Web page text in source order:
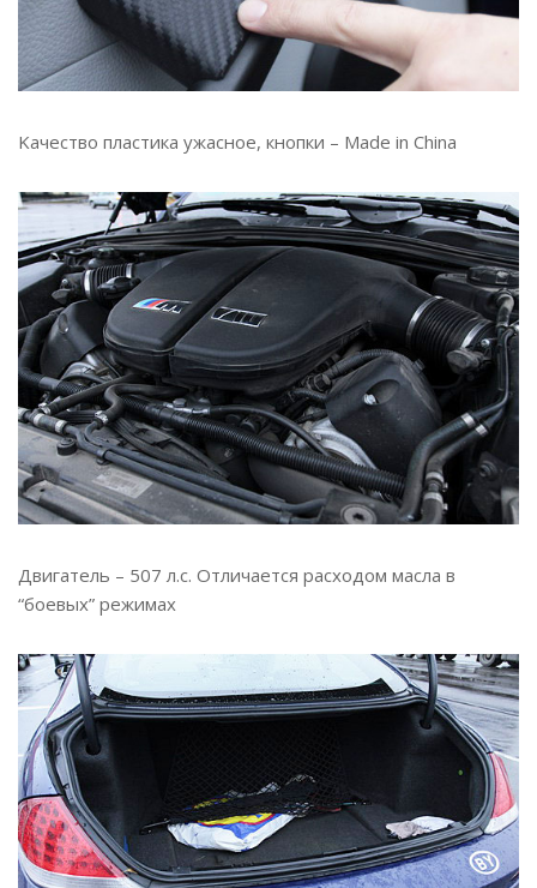
Kачество пластика ужасное, кнопки – Made in China
Двигатель – 507 л.с. Отличается расходом масла в
“боевых” режимах